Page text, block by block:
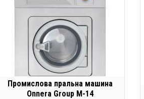
Промислова пральна машина
Onnera Group M-14